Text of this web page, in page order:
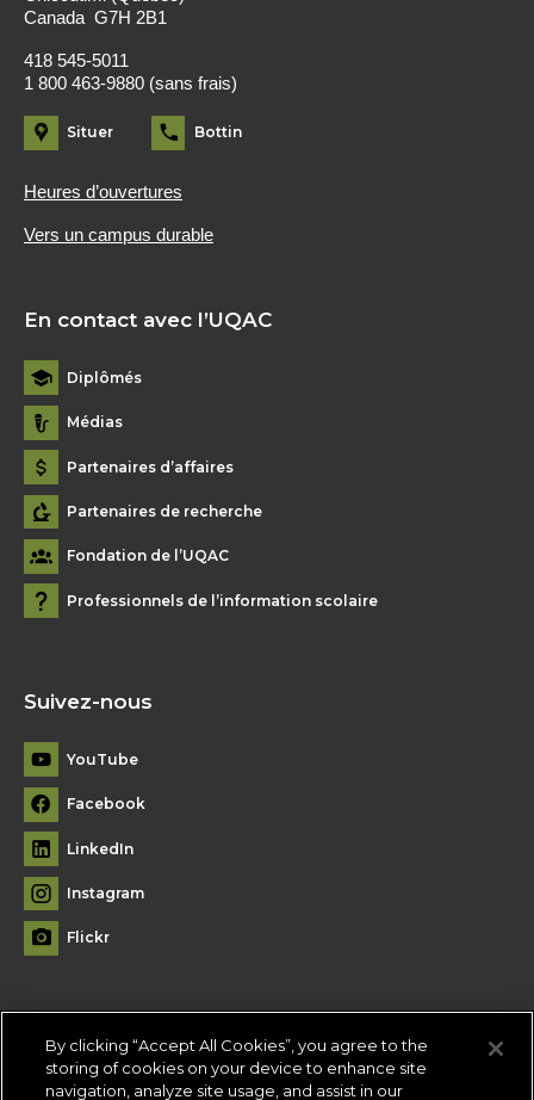
Canada G7H 2B1
418 545-5011
1 800 463-9880 (sans frais)
Situer Bottin
Heures d’ouvertures
Vers un campus durable
En contact avec l’UQAC
Diplômés
Médias
Partenaires d’affaires
Partenaires de recherche
Fondation de l’UQAC
Professionnels de l’information scolaire
Suivez-nous
YouTube
Facebook
LinkedIn
Instagram
Flickr
Plan du site
By clicking “Accept All Cookies”, you agree to the
storing of cookies on your device to enhance site
navigation, analyze site usage, and assist in our